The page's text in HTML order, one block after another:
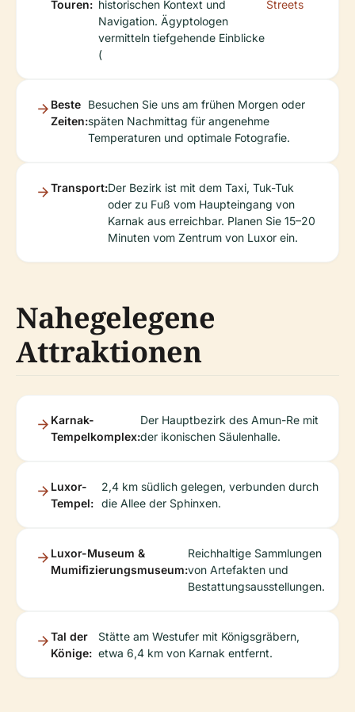
Touren: historischen Kontext und
Navigation. Ägyptologen
vermitteln tiefgehende Einblicke
(
Streets
Beste
Zeiten:
Besuchen Sie uns am frühen Morgen oder
späten Nachmittag für angenehme
Temperaturen und optimale Fotografie.
Transport:Der Bezirk ist mit dem Taxi, Tuk-Tuk
oder zu Fuß vom Haupteingang von
Karnak aus erreichbar. Planen Sie 15–20
Minuten vom Zentrum von Luxor ein.
Nahegelegene
Attraktionen
Karnak-
Tempelkomplex:
Der Hauptbezirk des Amun-Re mit
der ikonischen Säulenhalle.
Luxor-
Tempel:
2,4 km südlich gelegen, verbunden durch
die Allee der Sphinxen.
Luxor-Museum &
Mumifizierungsmuseum:
Reichhaltige Sammlungen
von Artefakten und
Bestattungsausstellungen.
Tal der
Könige:
Stätte am Westufer mit Königsgräbern,
etwa 6,4 km von Karnak entfernt.